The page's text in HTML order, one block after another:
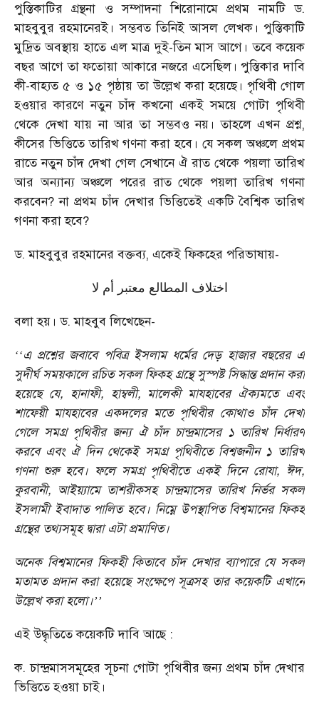
পুস্তিকাটির গ্রন্থনা ও সম্পাদনা শিরোনামে প্রথম নামটি ড.
মাহবুবুর রহমানেরই। সম্ভবত তিনিই আসল লেখক। পুস্তিকাটি
মুদ্রিত অবস্থায় হাতে এল মাত্র দুই-তিন মাস আগে। তবে কয়েক
বছর আগে তা ফতোয়া আকারে নজরে এসেছিল। পুস্তিকার দাবি
কী-বাহ্যত ৫ ও ১৫ পৃষ্ঠায় তা উল্লেখ করা হয়েছে। পৃথিবী গোল
হওয়ার কারণে নতুন চাঁদ কখনো একই সময়ে গোটা পৃথিবী
থেকে দেখা যায় না আর তা সম্ভবও নয়। তাহলে এখন প্রশ্ন,
কীসের ভিত্তিতে তারিখ গণনা করা হবে। যে সকল অঞ্চলে প্রথম
রাতে নতুন চাঁদ দেখা গেল সেখানে ঐ রাত থেকে পয়লা তারিখ
আর অন্যান্য অঞ্চলে পরের রাত থেকে পয়লা তারিখ গণনা
করবেন? না প্রথম চাঁদ দেখার ভিত্তিতেই একটি বৈশ্বিক তারিখ
গণনা করা হবে?
ড. মাহবুবুর রহমানের বক্তব্য, একেই ফিকহের পরিভাষায়-
اختلاف المطالع معتبر أم لا
বলা হয়। ড. মাহবুব লিখেছেন-
‘‘এ প্রশ্নের জবাবে পবিত্র ইসলাম ধর্মের দেড় হাজার বছরের এ
সুদীর্ঘ সময়কালে রচিত সকল ফিকহ গ্রন্থে সুস্পষ্ট সিদ্ধান্ত প্রদান করা
হয়েছে যে, হানাফী, হাম্বলী, মালেকী মাযহাবের ঐক্যমতে এবং
শাফেয়ী মাযহাবের একদলের মতে পৃথিবীর কোথাও চাঁদ দেখা
গেলে সমগ্র পৃথিবীর জন্য ঐ চাঁদ চান্দ্রমাসের ১ তারিখ নির্ধারণ
করবে এবং ঐ দিন থেকেই সমগ্র পৃথিবীতে বিশ্বজনীন ১ তারিখ
গণনা শুরু হবে। ফলে সমগ্র পৃথিবীতে একই দিনে রোযা, ঈদ,
কুরবানী, আইয়্যামে তাশরীকসহ চান্দ্রমাসের তারিখ নির্ভর সকল
ইসলামী ইবাদাত পালিত হবে। নিম্নে উপস্থাপিত বিশ্বমানের ফিকহ
গ্রন্থের তথ্যসমূহ দ্বারা এটা প্রমাণিত।
অনেক বিশ্বমানের ফিকহী কিতাবে চাঁদ দেখার ব্যাপারে যে সকল
মতামত প্রদান করা হয়েছে সংক্ষেপে সূত্রসহ তার কয়েকটি এখানে
উল্লেখ করা হলো।’’
এই উদ্ধৃতিতে কয়েকটি দাবি আছে :
ক. চান্দ্রমাসসমূহের সূচনা গোটা পৃথিবীর জন্য প্রথম চাঁদ দেখার
ভিত্তিতে হওয়া চাই।